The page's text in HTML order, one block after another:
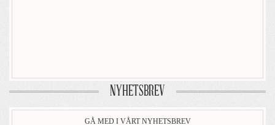
NYHETSBREV
GÅ MED I VÅRT NYHETSBREV